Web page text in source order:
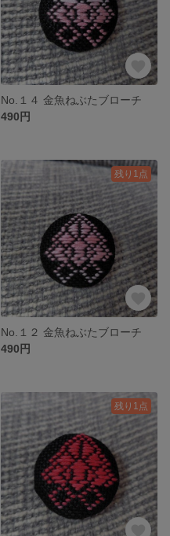
No.１４ 金魚ねぶたブローチ
490円
残り1点
No.１２ 金魚ねぶたブローチ
490円
残り1点